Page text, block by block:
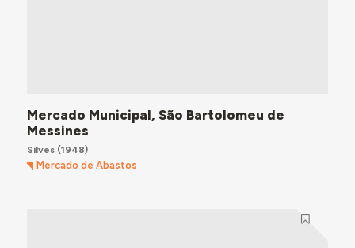
Mercado Municipal, São Bartolomeu de
Messines
Silves(1948)
Mercado de Abastos